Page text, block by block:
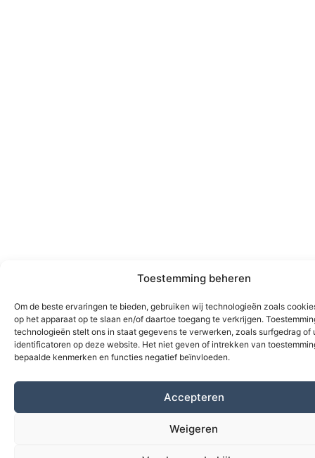
Toestemming beheren
Om de beste ervaringen te bieden, gebruiken wij technologieën zoals
op het apparaat op te slaan en/of daartoe toegang te verkrijgen.
technologieën stelt ons in staat gegevens te verwerken, zoals surfgedrag of
identificatoren op deze website. Het niet geven of intrekken van
bepaalde kenmerken en functies negatief beïnvloeden.
Accepteren
Weigeren